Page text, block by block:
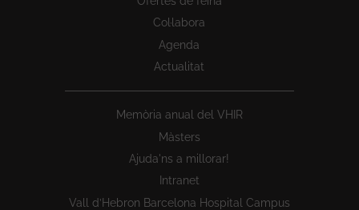
Col·labora
Agenda
Actualitat
Memòria anual del VHIR
Màsters
Ajuda'ns a millorar!
Intranet
Vall d’Hebron Barcelona Hospital Campus